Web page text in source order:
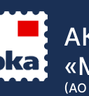
(АО